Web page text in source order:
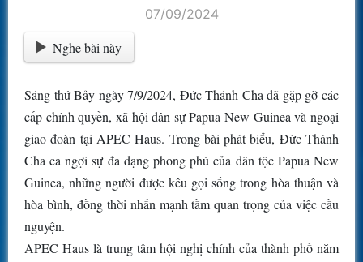
07/09/2024
Nghe bài này
Sáng thứ Bảy ngày 7/9/2024, Đức Thánh Cha đã gặp gỡ các
cấp chính quyền, xã hội dân sự Papua New Guinea và ngoại
giao đoàn tại APEC Haus. Trong bài phát biểu, Đức Thánh
Cha ca ngợi sự đa dạng phong phú của dân tộc Papua New
Guinea, những người được kêu gọi sống trong hòa thuận và
hòa bình, đồng thời nhấn mạnh tầm quan trọng của việc cầu
nguyện.
APEC Haus là trung tâm hội nghị chính của thành phố nằm